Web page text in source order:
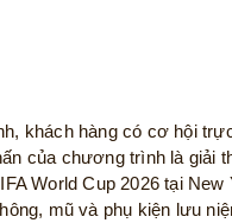
khách hàng có cơ hội
của chương trình là giải
World Cup 2026 tại
mũ và phụ kiện lưu